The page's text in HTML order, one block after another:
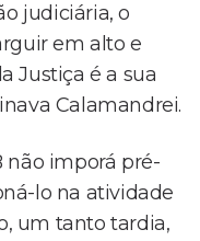
judiciária, o
em alto e
Justiça é a sua
Calamandrei.
não imporá pré-
lo na atividade
um tanto tardia,